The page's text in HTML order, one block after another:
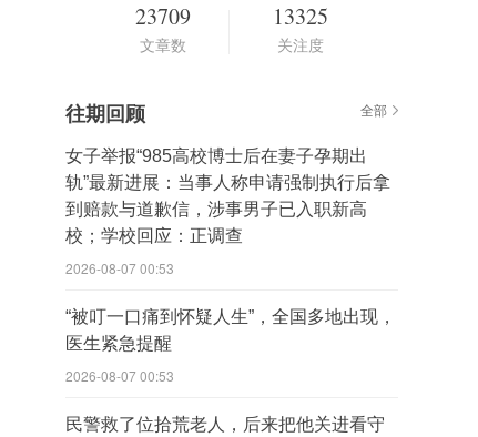
23709
文章数
13325
关注度
往期回顾 全部
女子举报“985高校博士后在妻子孕期出
轨”最新进展：当事人称申请强制执行后拿
到赔款与道歉信，涉事男子已入职新高
校；学校回应：正调查
2026-08-07 00:53
“被叮一口痛到怀疑人生”，全国多地出现，
医生紧急提醒
2026-08-07 00:53
民警救了位拾荒老人，后来把他关进看守